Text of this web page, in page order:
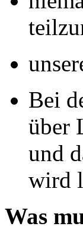
Bei
über
und
wird
Was